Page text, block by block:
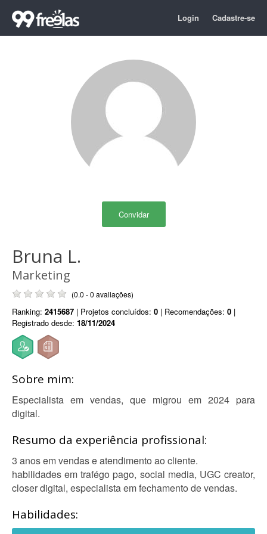
Login Cadastre-se
Convidar
Bruna L.
Marketing
(0.0 - 0 avaliações)
Ranking: 2415687 | Projetos concluídos: 0 | Recomendações: 0 |
Registrado desde: 18/11/2024
Sobre mim:
Especialista em vendas, que migrou em 2024 para
digital.
Resumo da experiência profissional:
3 anos em vendas e atendimento ao cliente.
habilidades em trafégo pago, social media, UGC creator,
closer digital, especialista em fechamento de vendas.
Habilidades: